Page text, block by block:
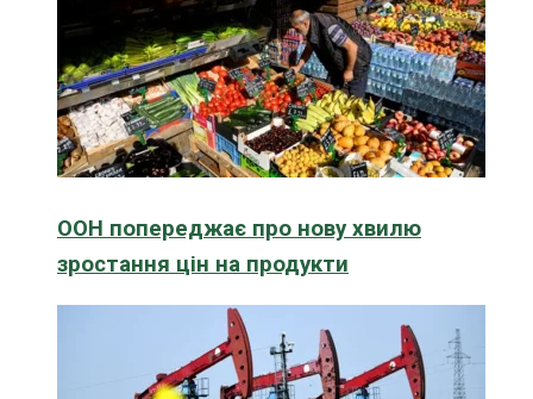
ООН попереджає про нову хвилю
зростання цін на продукти